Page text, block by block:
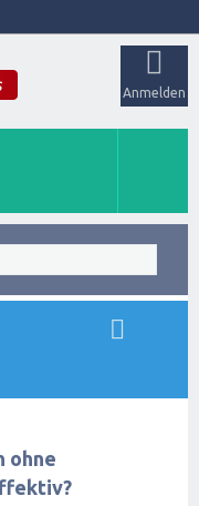
Anmelden
ohne